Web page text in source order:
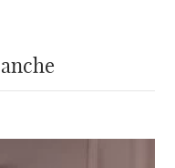
foglia
lo rende